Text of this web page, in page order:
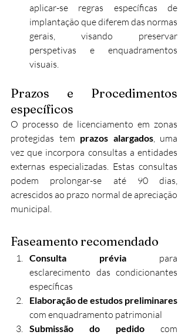
aplicar-se regras específicas de
implantação que diferem das normas
gerais, visando preservar
perspetivas e enquadramentos
visuais.
Prazos e Procedimentos
específicos
O processo de licenciamento em zonas
protegidas tem prazos alargados, uma
vez que incorpora consultas a entidades
externas especializadas. Estas consultas
podem prolongar-se até 90 dias,
acrescidos ao prazo normal de apreciação
municipal.
Faseamento recomendado
Consulta prévia para
esclarecimento das condicionantes
específicas
Elaboração de estudos preliminares
com enquadramento patrimonial
Submissão do pedido com